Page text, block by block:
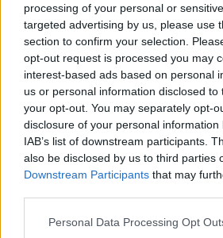
processing of your personal or
targeted advertising by us, please use
section to confirm your selection.
opt-out request is processed you may
interest-based ads based on personal
us or personal information disclosed
your opt-out. You may separately opt-
disclosure of your personal
IAB’s list of downstream participants.
also be disclosed by us to third parties
Downstream Participants that may
Please note that this website/app uses
Personal Data Processing Opt
Έχουμε και λέμε… Ψάρια και
θαλασσινά, λαχταριστές
ψαρόσουπες, ανάμεσα στις